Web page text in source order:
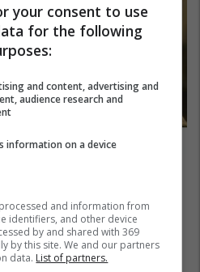
si
of the Rings)
your consent to use
for the following
and content, advertising and
audience research and
information on a device
and information from
identifiers, and other device
by and shared with 369
by this site. We and our partners
data. List of partners.